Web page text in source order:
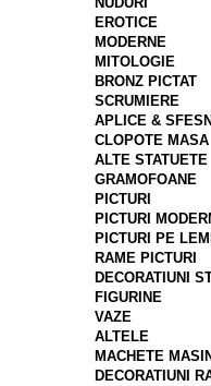
EROTICE
MODERNE
MITOLOGIE
BRONZ PICTAT
SCRUMIERE
APLICE &
CLOPOTE MASA
ALTE STATUETE
GRAMOFOANE
PICTURI
PICTURI
PICTURI PE
RAME PICTURI
DECORATIUNI
FIGURINE
VAZE
ALTELE
MACHETE MASINI
DECORATIUNI